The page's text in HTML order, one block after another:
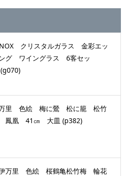
クリスタルガラス 金彩エッ
グ ワイングラス 6客セッ
(g070)
里 色絵 梅に鶯 松に籠 松竹
鳳凰 41㎝ 大皿 (p382)
万里 色絵 桜鶴亀松竹梅 輪花